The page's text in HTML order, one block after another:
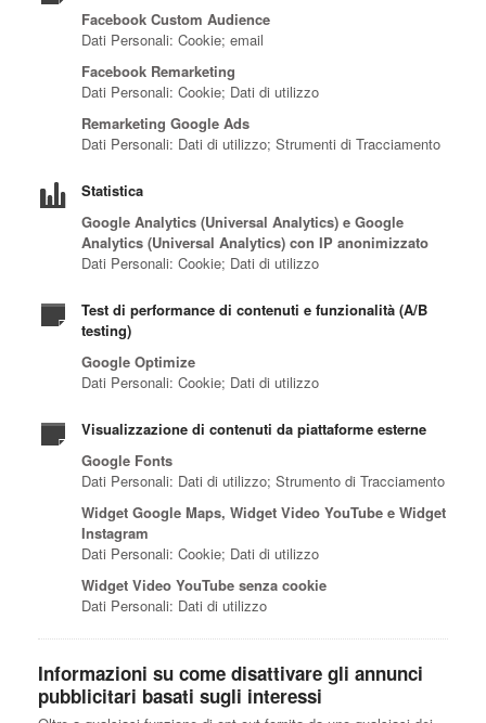
Facebook Custom Audience
Dati Personali: Cookie; email
Facebook Remarketing
Dati Personali: Cookie; Dati di utilizzo
Remarketing Google Ads
Dati Personali: Dati di utilizzo; Strumenti di Tracciamento
Statistica
Google Analytics (Universal Analytics) e Google
Analytics (Universal Analytics) con IP anonimizzato
Dati Personali: Cookie; Dati di utilizzo
Test di performance di contenuti e funzionalità (A/B
testing)
Google Optimize
Dati Personali: Cookie; Dati di utilizzo
Visualizzazione di contenuti da piattaforme esterne
Google Fonts
Dati Personali: Dati di utilizzo; Strumento di Tracciamento
Widget Google Maps, Widget Video YouTube e Widget
Instagram
Dati Personali: Cookie; Dati di utilizzo
Widget Video YouTube senza cookie
Dati Personali: Dati di utilizzo
Informazioni su come disattivare gli annunci
pubblicitari basati sugli interessi